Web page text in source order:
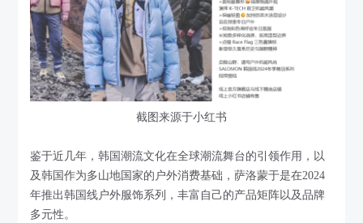
截图来源于小红书
鉴于近几年，韩国潮流文化在全球潮流舞台的引领作用，以
及韩国作为多山地国家的户外消费基础，萨洛蒙于是在2024
年推出韩国线户外服饰系列，丰富自己的产品矩阵以及品牌
多元性。